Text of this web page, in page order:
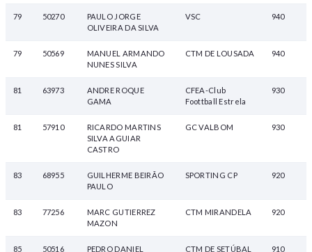
79 50270
PAULO JORGE
OLIVEIRA DA SILVA
VSC 940
79 50569
MANUEL ARMANDO
NUNES SILVA
CTM DE LOUSADA 940
81 63973
ANDRE ROQUE
GAMA
CFEA-Club
Foottball Estrela
930
81 57910
RICARDO MARTINS
SILVA AGUIAR
CASTRO
GC VALBOM 930
83 68955
GUILHERME BEIRÃO
PAULO
SPORTING CP 920
83 77256
MARC GUTIERREZ
MAZON
CTM MIRANDELA 920
85 50516
PEDRO DANIEL
CTM DE SETÚBAL 910